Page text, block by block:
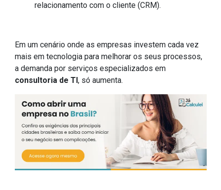
relacionamento com o cliente (CRM).
Em um cenário onde as empresas investem cada vez
mais em tecnologia para melhorar os seus processos,
a demanda por serviços especializados em
consultoria de TI, só aumenta.